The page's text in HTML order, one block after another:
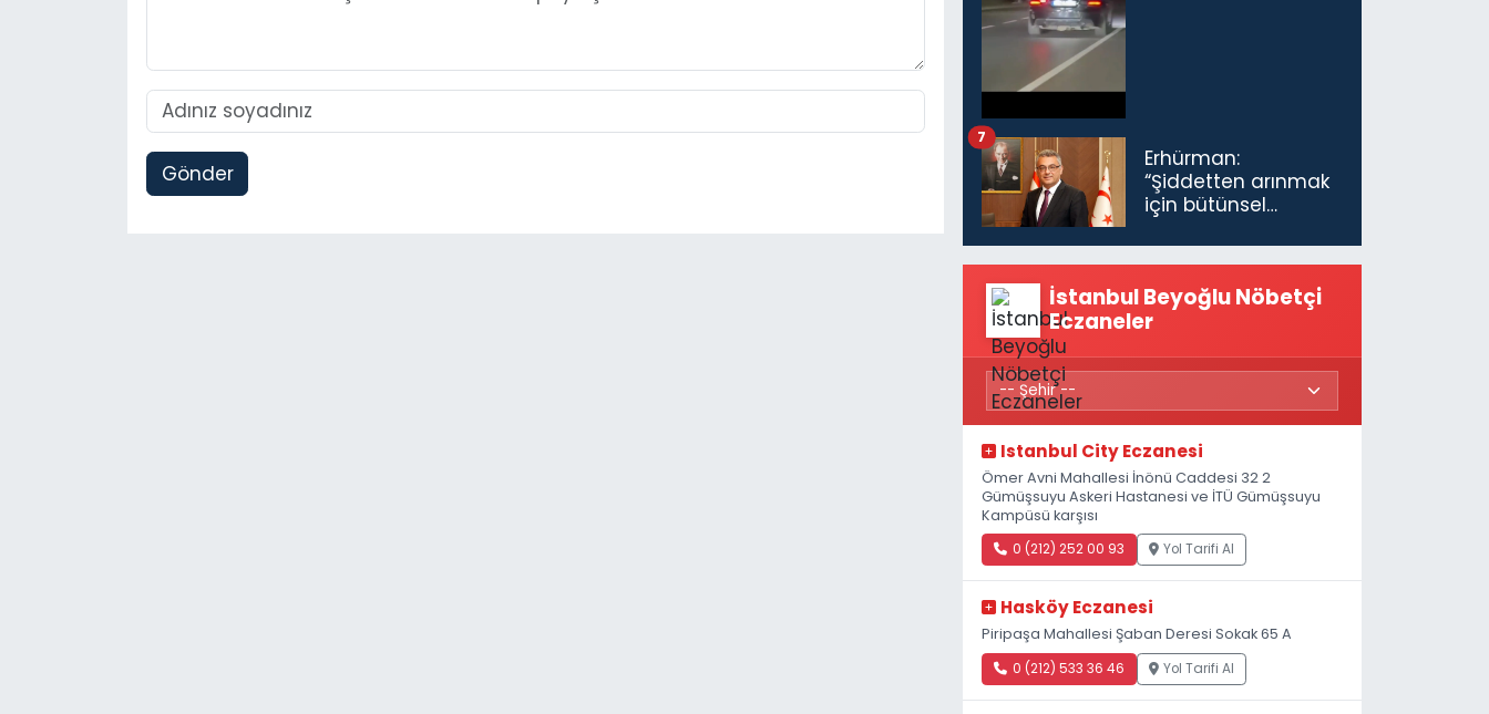
Gönder
Erhürman:
“Şiddetten arınmak
için bütünsel
konuşmamız
7
İstanbul Beyoğlu Nöbetçi
Eczaneler
Istanbul City Eczanesi
Ömer Avni Mahallesi İnönü Caddesi 32 2
Gümüşsuyu Askeri Hastanesi ve İTÜ Gümüşsuyu
Kampüsü karşısı
0 (212) 252 00 93 Yol Tarifi Al
Hasköy Eczanesi
Piripaşa Mahallesi Şaban Deresi Sokak 65 A
0 (212) 533 36 46 Yol Tarifi Al